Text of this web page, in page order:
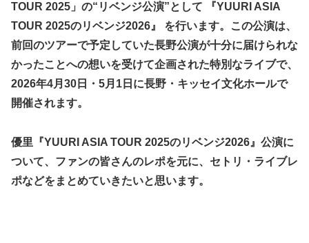
TOUR 2025」の“リベンジ公演”として 『YUURI ASIA
TOUR 2025のリベンジ2026』 を行います。この公演は、
前回のツアーで予定していた長野公演が十分に届けられな
かったことへの想いを受けて企画された特別なライブで、
2026年4月30日・5月1日に長野・キッセイ文化ホールで
開催されます。
優里『YUURI ASIA TOUR 2025のリベンジ2026』公演に
ついて、ファンの皆さんのレポを元に、セトリ・ライブレ
ポなどをまとめていきたいと思います。